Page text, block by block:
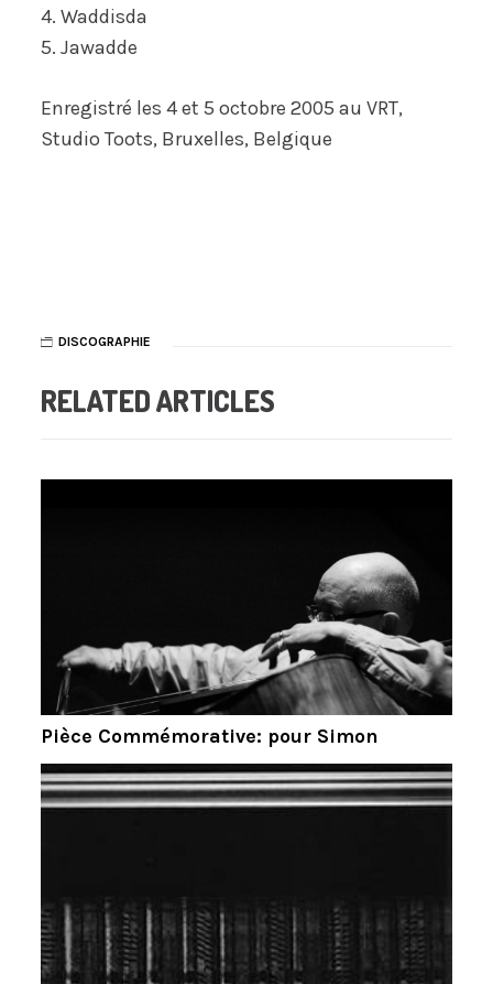
4. Waddisda
5. Jawadde
Enregistré les 4 et 5 octobre 2005 auVRT,
Studio Toots, Bruxelles, Belgique
DISCOGRAPHIE
RELATED ARTICLES
Pièce Commémorative: pour Simon